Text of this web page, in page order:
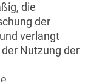
die
der
verlangt
Nutzung der